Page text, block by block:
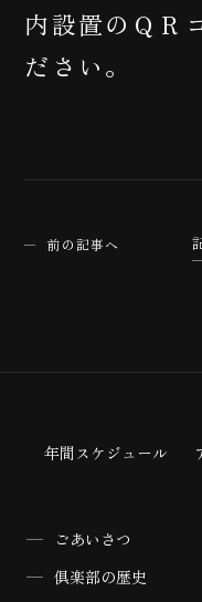
内設置のＱＲ
ださい。
前の記事へ
年間スケジュール
ごあいさつ
倶楽部の歴史